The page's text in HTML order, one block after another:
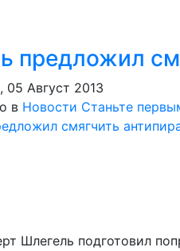
предложил
05 Август 2013
в Новости Станьте
Шлегель подготовил